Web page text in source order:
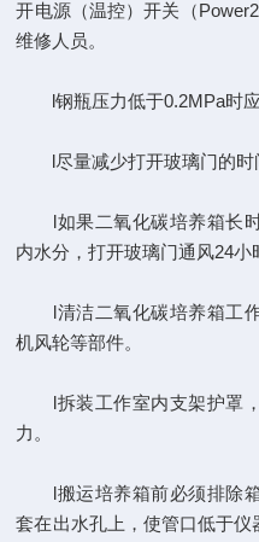
开电源（温控）开关（
维修人员。
l钢瓶压力低于0.2MPa时应
l尽量减少打开玻璃门的时
l如果二氧化碳培养箱长时
内水分，打开玻璃门通风24小
l清洁二氧化碳培养箱工作
机风轮等部件。
l拆装工作室内支架护罩，
力。
l搬运培养箱前必须排除箱
套在出水孔上，使管口低于